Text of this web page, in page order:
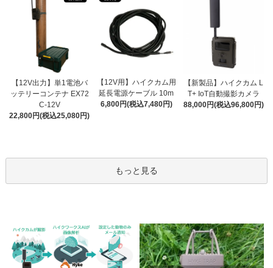
【12V出力】単1電池バ
ッテリーコンテナ EX72
C-12V
22,800円(税込25,080円)
【12V用】ハイクカム用
延長電源ケーブル 10m
6,800円(税込7,480円)
【新製品】ハイクカム L
T+ IoT自動撮影カメラ
88,000円(税込96,800円)
もっと見る